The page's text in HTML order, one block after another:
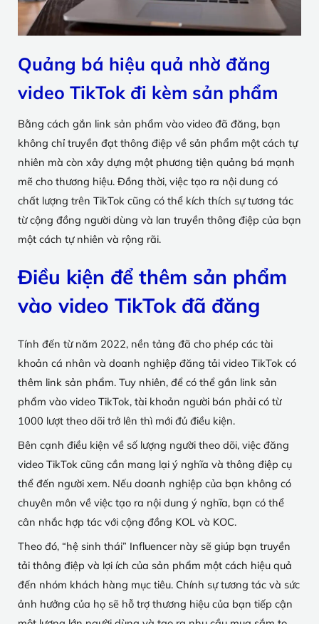
Quảng bá hiệu quả nhờ đăng
video TikTok đi kèm sản phẩm
Bằng cách gắn link sản phẩm vào video đã đăng, bạn
không chỉ truyền đạt thông điệp về sản phẩm một cách tự
nhiên mà còn xây dựng một phương tiện quảng bá mạnh
mẽ cho thương hiệu. Đồng thời, việc tạo ra nội dung có
chất lượng trên TikTok cũng có thể kích thích sự tương tác
từ cộng đồng người dùng và lan truyền thông điệp của bạn
một cách tự nhiên và rộng rãi.
Điều kiện để thêm sản phẩm
vào video TikTok đã đăng
Tính đến từ năm 2022, nền tảng đã cho phép các tài
khoản cá nhân và doanh nghiệp đăng tải video TikTok có
thêm link sản phẩm. Tuy nhiên, để có thể gắn link sản
phẩm vào video TikTok, tài khoản người bán phải có từ
1000 lượt theo dõi trở lên thì mới đủ điều kiện.
Bên cạnh điều kiện về số lượng người theo dõi, việc đăng
video TikTok cũng cần mang lại ý nghĩa và thông điệp cụ
thể đến người xem. Nếu doanh nghiệp của bạn không có
chuyên môn về việc tạo ra nội dung ý nghĩa, bạn có thể
cân nhắc hợp tác với cộng đồng KOL và KOC.
Theo đó, “hệ sinh thái” Influencer này sẽ giúp bạn truyền
tải thông điệp và lợi ích của sản phẩm một cách hiệu quả
đến nhóm khách hàng mục tiêu. Chính sự tương tác và sức
ảnh hưởng của họ sẽ hỗ trợ thương hiệu của bạn tiếp cận